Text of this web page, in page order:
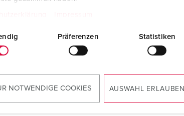
Präferenzen Statistiken
NOTWENDIGE COOKIES AUSWAHL ERLAUBEN
14652
CAD-data STP
Skjøtekontakt PowerTOP® Xtra R med
ZIP, 6 MB